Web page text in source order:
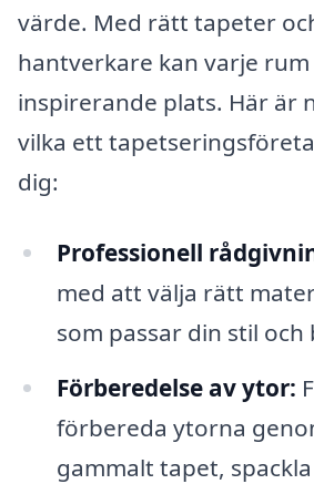
värde. Med rätt tapeter
hantverkare kan varje
inspirerande plats. Här är
vilka ett
dig:
Professionell
med att välja rätt
som passar din stil och
Förberedelse av ytor:
förbereda ytorna
gammalt tapet,